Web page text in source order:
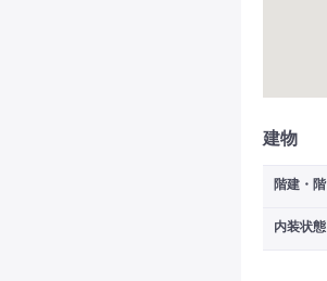
建物
階建・階
内装状態